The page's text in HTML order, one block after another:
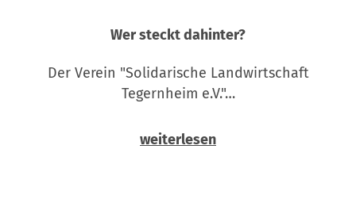
Wer steckt dahinter?
Der Verein "Solidarische Landwirtschaft
Tegernheim e.V."…
weiterlesen